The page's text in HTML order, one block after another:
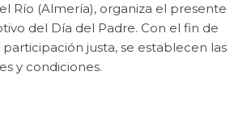
Río (Almería), organiza el presente
del Día del Padre. Con el fin de
justa, se establecen las
y condiciones.